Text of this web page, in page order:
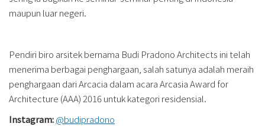
maupun luar negeri.
Pendiri biro arsitek bernama Budi Pradono Architects ini telah
menerima berbagai penghargaan, salah satunya adalah meraih
penghargaan dari Arcacia dalam acara Arcasia Award for
Architecture (AAA) 2016 untuk kategori residensial.
Instagram:@budipradono